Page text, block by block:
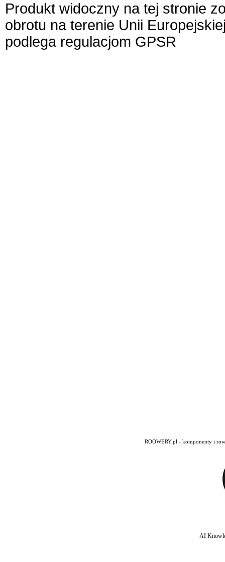
Produkt widoczny na tej stronie
obrotu na terenie Unii
podlega regulacjom GPSR
ROOWERY.pl - komponenty i
AI